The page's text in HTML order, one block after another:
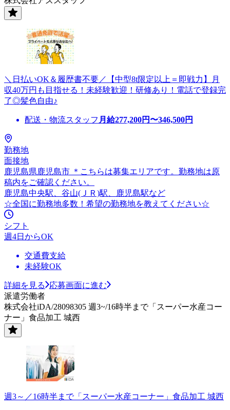
＼日払いOK＆履歴書不要／【中型8t限定以上＝即戦力】月
収40万円も目指せる！未経験歓迎！研修あり！電話で登録完
了◎髪色自由♪
配送・物流スタッフ 月給277,200円〜346,500円
勤務地
面接地
鹿児島県鹿児島市 ＊こちらは募集エリアです。勤務地は原
稿内をご確認ください。
鹿児島中央駅、谷山(ＪＲ)駅、鹿児島駅など
☆全国に勤務地多数！希望の勤務地を教えてください☆
シフト
週4日からOK
交通費支給
未経験OK
詳細を見る
応募画面に進む
派遣労働者
株式会社iDA/28098305 週3~/16時半まで「スーパー水産コー
ナー」食品加工 城西
週3～／16時半まで「スーパー水産コーナー」食品加工 城西